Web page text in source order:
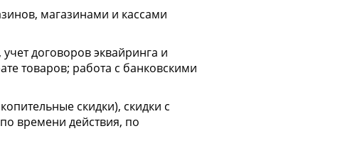
магазинами и кассами
договоров эквайринга и
товаров; работа с банковскими
скидки), скидки с
времени действия, по